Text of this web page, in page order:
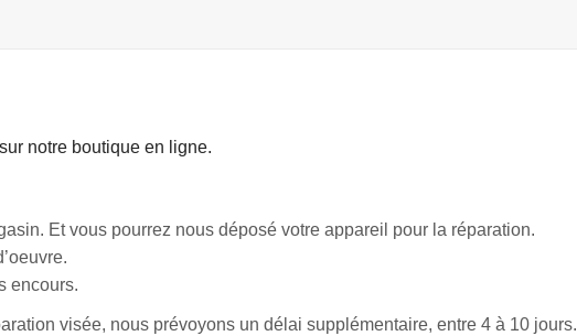
notre boutique en ligne.
Et vous pourrez nous déposé votre appareil pour la réparation.
encours.
visée, nous prévoyons un délai supplémentaire, entre 4 à 10 jours.